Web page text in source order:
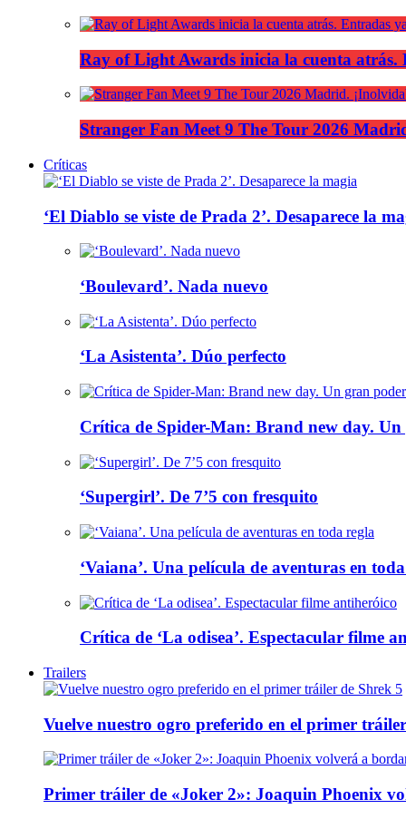
Ray of Light Awards inicia la cuenta atrás.
Stranger Fan Meet 9 The Tour 2026
Críticas
‘El Diablo se viste de Prada 2’. Desaparece la
‘Boulevard’. Nada nuevo
‘La Asistenta’. Dúo perfecto
Crítica de Spider-Man: Brand new day.
‘Supergirl’. De 7’5 con fresquito
‘Vaiana’. Una película de aventuras en
Crítica de ‘La odisea’. Espectacular filme
Trailers
Vuelve nuestro ogro preferido en el primer
Primer tráiler de «Joker 2»: Joaquin Phoenix